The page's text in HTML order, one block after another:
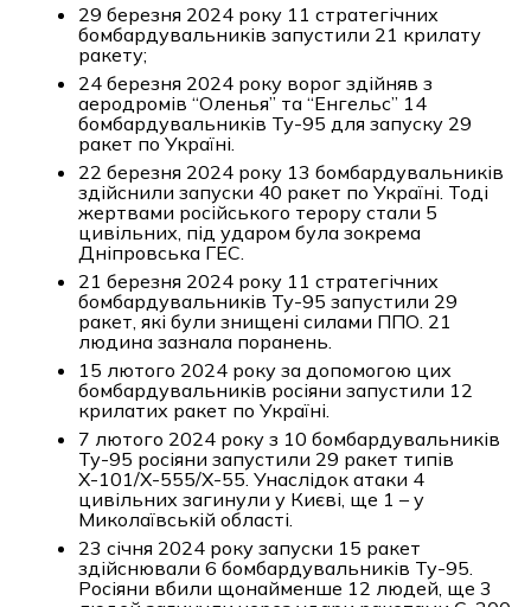
29 березня 2024 року 11 стратегічних
бомбардувальників запустили 21 крилату
ракету;
24 березня 2024 року ворог здійняв з
аеродромів “Оленья” та “Енгельс” 14
бомбардувальників Ту-95 для запуску 29
ракет по Україні.
22 березня 2024 року 13 бомбардувальників
здійснили запуски 40 ракет по Україні. Тоді
жертвами російського терору стали 5
цивільних, під ударом була зокрема
Дніпровська ГЕС.
21 березня 2024 року 11 стратегічних
бомбардувальників Ту-95 запустили 29
ракет, які були знищені силами ППО. 21
людина зазнала поранень.
15 лютого 2024 року за допомогою цих
бомбардувальників росіяни запустили 12
крилатих ракет по Україні.
7 лютого 2024 року з 10 бомбардувальників
Ту-95 росіяни запустили 29 ракет типів
Х-101/Х-555/Х-55. Унаслідок атаки 4
цивільних загинули у Києві, ще 1 – у
Миколаївській області.
23 січня 2024 року запуски 15 ракет
здійснювали 6 бомбардувальників Ту-95.
Росіяни вбили щонайменше 12 людей, ще 3